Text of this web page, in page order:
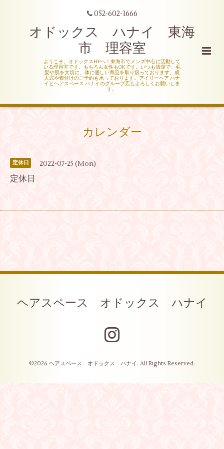
052-602-1666
オドックス ハナイ 東海
市 理容室
ようこそ、オドックスHPへ！東海市でメンズ中心に活動して
いる理容室です。もちろん女性もOKです。いつも清潔で、毛
髪や肌を大切に、体に優しい商品を取り扱っております。成
人式や着付けのご予約も承っております。アイリーヘア ハナ
イとヘアスペース ハナイのグループ店もよろしくお願いしま
す。
カレンダー
定休日 2022-07-25 (Mon)
定休日
ヘアスペース オドックス ハナイ
©2026 ヘアスペース オドックス ハナイ . All Rights Reserved.